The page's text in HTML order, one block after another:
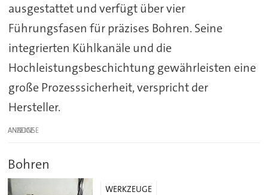
ausgestattet und verfügt über vier
Führungsfasen für präzises Bohren. Seine
integrierten Kühlkanäle und die
Hochleistungsbeschichtung gewährleisten eine
große Prozesssicherheit, verspricht der
Hersteller.
ANZEIGE
Bohren
WERKZEUGE